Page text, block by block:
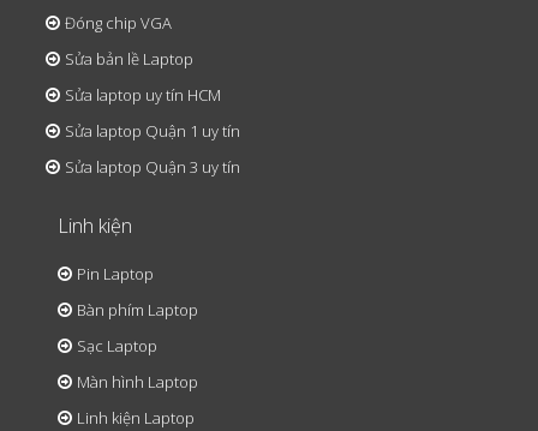
Đóng chip VGA
Sửa bản lề Laptop
Sửa laptop uy tín HCM
Sửa laptop Quận 1 uy tín
Sửa laptop Quận 3 uy tín
Linh kiện
Pin Laptop
Bàn phím Laptop
Sạc Laptop
Màn hình Laptop
Linh kiện Laptop